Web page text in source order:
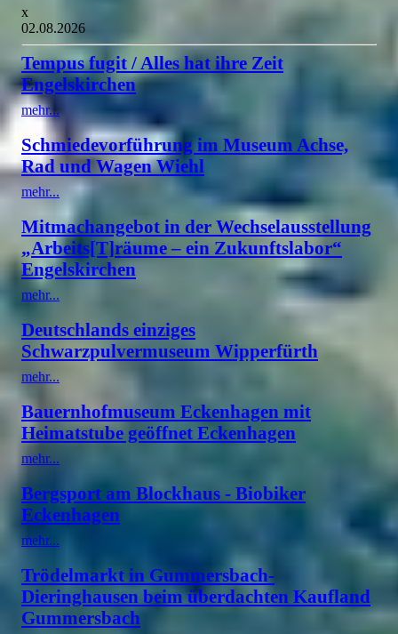
x
02.08.2026
Tempus fugit / Alles hat ihre Zeit
Engelskirchen
mehr...
Schmiedevorführung im Museum Achse,
Rad und Wagen Wiehl
mehr...
Mitmachangebot in der Wechselausstellung
„Arbeits[T]räume – ein Zukunftslabor“
Engelskirchen
mehr...
Deutschlands einziges
Schwarzpulvermuseum Wipperfürth
mehr...
Bauernhofmuseum Eckenhagen mit
Heimatstube geöffnet Eckenhagen
mehr...
Bergsport am Blockhaus - Biobiker
Eckenhagen
mehr...
Trödelmarkt in Gummersbach-
Dieringhausen beim überdachten Kaufland
Gummersbach